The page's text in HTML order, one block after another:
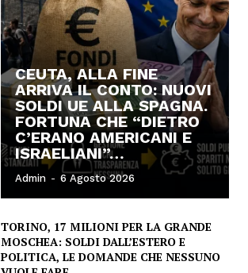
CEUTA, ALLA FINE
ARRIVA IL CONTO: NUOVI
SOLDI UE ALLA SPAGNA.
FORTUNA CHE “DIETRO
C’ERANO AMERICANI E
ISRAELIANI”…
Admin - 6 Agosto 2026
TORINO, 17 MILIONI PER LA GRANDE
MOSCHEA: SOLDI DALL’ESTERO E
POLITICA, LE DOMANDE CHE NESSUNO